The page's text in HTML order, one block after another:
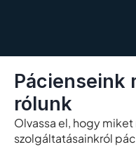
Pácienseink
rólunk
Olvassa el, hogy
szolgáltatásainkról